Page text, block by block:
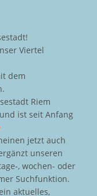
Viertel
dem
Riem
ist seit Anfang
jetzt auch
unseren
, wochen- oder
Suchfunktion.
aktuelles,